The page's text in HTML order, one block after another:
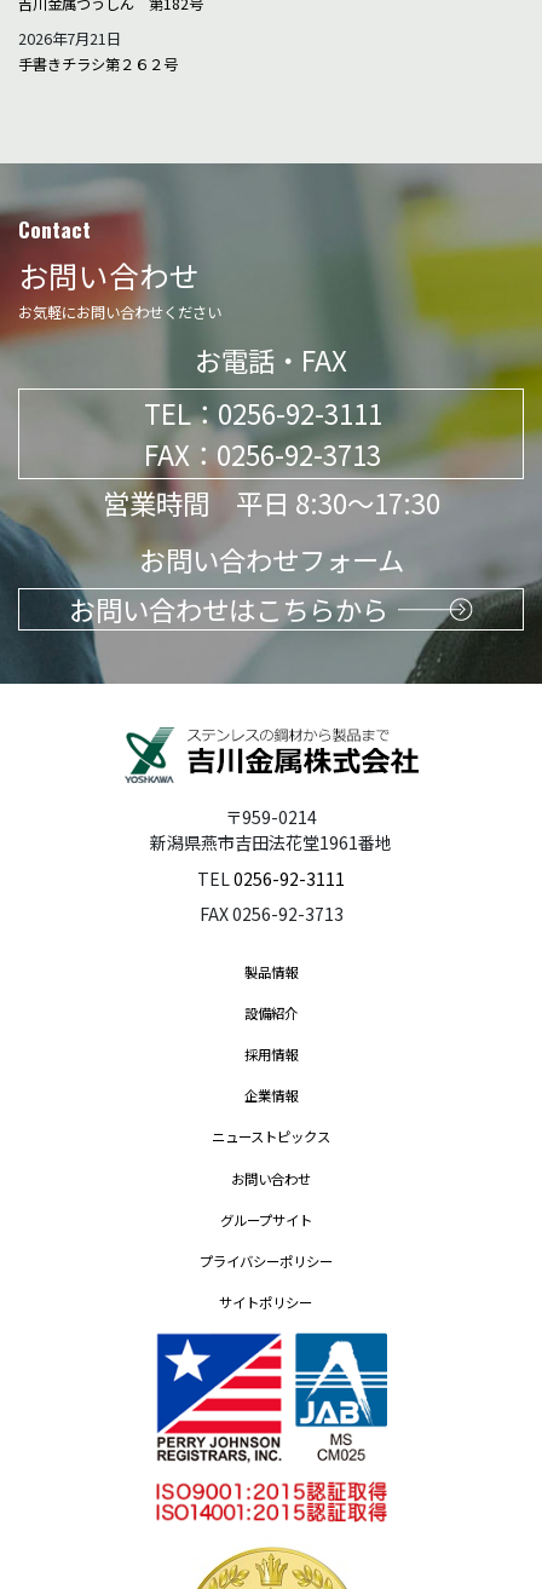
手書きチラシ第２６２号
2026年7月21日
Contact
お問い合わせ
お気軽にお問い合わせください
お電話・FAX
TEL：0256-92-3111
FAX：0256-92-3713
営業時間 平日 8:30～17:30
お問い合わせフォーム
お問い合わせはこちらから
〒959-0214
新潟県燕市吉田法花堂1961番地
TEL 0256-92-3111
FAX 0256-92-3713
製品情報
設備紹介
採用情報
企業情報
ニューストピックス
お問い合わせ
グループサイト
プライバシーポリシー
サイトポリシー